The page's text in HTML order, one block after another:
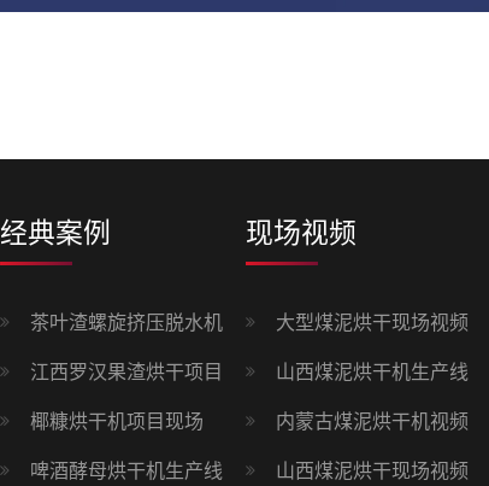
经典案例
茶叶渣螺旋挤压脱水机
江西罗汉果渣烘干项目
椰糠烘干机项目现场
啤酒酵母烘干机生产线
现场视频
大型煤泥烘干现场视频
山西煤泥烘干机生产线
内蒙古煤泥烘干机视频
山西煤泥烘干现场视频